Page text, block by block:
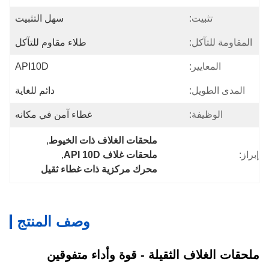
تثبيت: سهل التثبيت
المقاومة للتآكل: طلاء مقاوم للتآكل
المعايير: API10D
المدى الطويل: دائم للغاية
الوظيفة: غطاء آمن في مكانه
إبراز:
ملحقات الغلاف ذات الخيوط,
ملحقات غلاف API 10D
,
محرك مركزية ذات غطاء ثقيل
وصف المنتج
ملحقات الغلاف الثقيلة - قوة وأداء متفوقين